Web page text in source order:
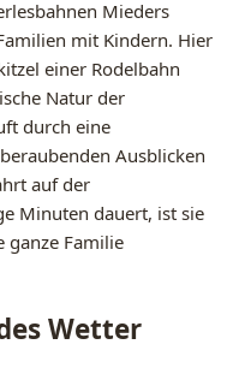
Mieders
mit Kindern. Hier
einer Rodelbahn
Natur der
durch eine
Ausblicken
auf der
Minuten dauert, ist sie
ganze Familie
Wetter